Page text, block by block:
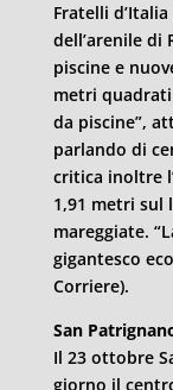
Fratelli
dell’arenile
piscine e
metri
da piscine”,
parlando di
critica inoltre
1,91 metri sul
mareggiate.
gigantesco
Corriere).
San
Il 23 ottobre
giorno il